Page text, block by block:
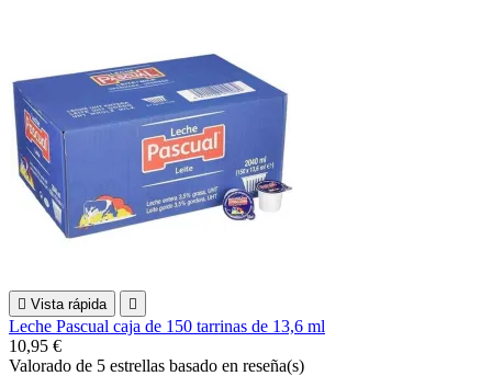
 Vista rápida 
Leche Pascual caja de 150 tarrinas de 13,6 ml
10,95 €
Valorado de 5 estrellas basado en reseña(s)